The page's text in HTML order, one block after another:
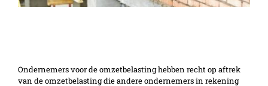
Ondernemers voor de omzetbelasting hebben recht op aftrek
van de omzetbelasting die andere ondernemers in rekening